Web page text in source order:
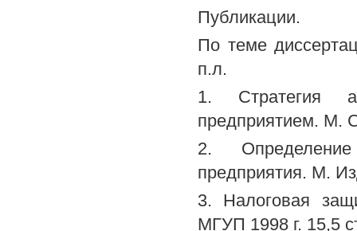
Публикации.
По теме
п.л.
1. Стратегия
предприятием. М.
2.
предприятия. М.
3. Налоговая
МГУП 1998 г. 15,5